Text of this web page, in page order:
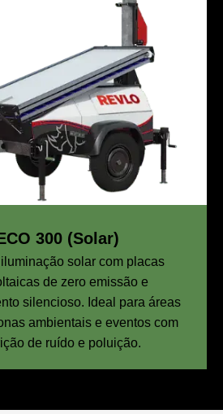
300 (Solar)
solar com placas
de zero emissão e
silencioso. Ideal para áreas
ambientais e eventos com
de ruído e poluição.